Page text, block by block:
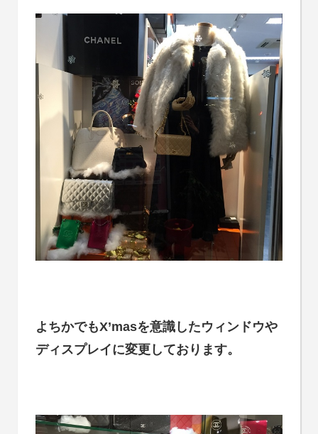
よちかでもX’masを意識したウィンドウや
ディスプレイに変更しております。